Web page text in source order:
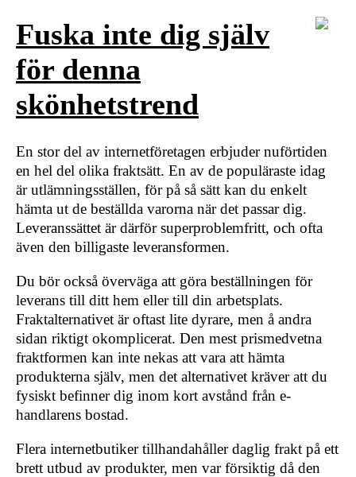
Fuska inte dig själv
för denna
skönhetstrend
En stor del av internetföretagen erbjuder nuförtiden
en hel del olika fraktsätt. En av de populäraste idag
är utlämningsställen, för på så sätt kan du enkelt
hämta ut de beställda varorna när det passar dig.
Leveranssättet är därför superproblemfritt, och ofta
även den billigaste leveransformen.
Du bör också överväga att göra beställningen för
leverans till ditt hem eller till din arbetsplats.
Fraktalternativet är oftast lite dyrare, men å andra
sidan riktigt okomplicerat. Den mest prismedvetna
fraktformen kan inte nekas att vara att hämta
produkterna själv, men det alternativet kräver att du
fysiskt befinner dig inom kort avstånd från e-
handlarens bostad.
Flera internetbutiker tillhandahåller daglig frakt på ett
brett utbud av produkter, men var försiktig då den